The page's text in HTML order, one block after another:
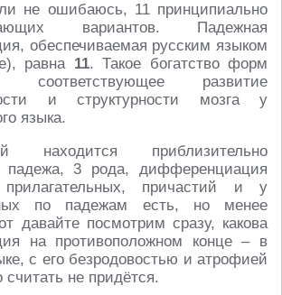
не ошибаюсь, 11 принципиально
вариантов. Падежная
обеспечиваемая русским языком
равна 11. Такое богатство форм
соответствующее развитие
и структурности мозга у
языка.
находится приблизительно
падежа, 3 рода, дифференциация
причастий и у
по падежам есть, но менее
давайте посмотрим сразу, какова
на противоположном конце – в
с его безродовостью и атрофией
не придётся.